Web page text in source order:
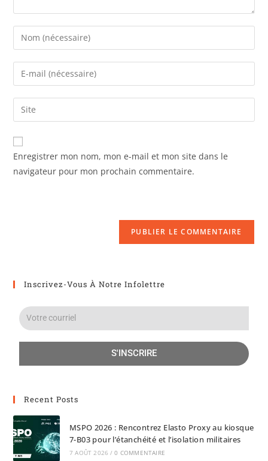
Enregistrer mon nom, mon e-mail et mon site dans le
navigateur pour mon prochain commentaire.
Inscrivez-Vous À Notre Infolettre
S'INSCRIRE
Recent Posts
MSPO 2026 : Rencontrez Elasto Proxy au kiosque
7-B03 pour l’étanchéité et l’isolation militaires
7 AOÛT 2026 / 0 COMMENTAIRE